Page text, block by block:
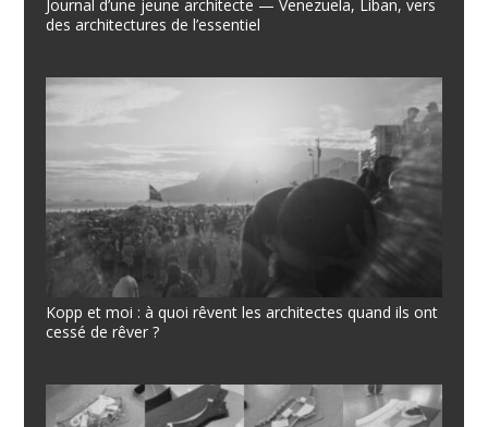
Journal d’une jeune architecte — Venezuela, Liban, vers
des architectures de l’essentiel
Kopp et moi : à quoi rêvent les architectes quand ils ont
cessé de rêver ?